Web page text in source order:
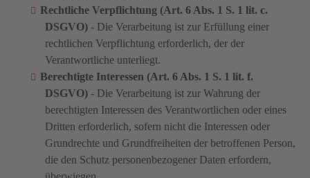
Rechtliche Verpflichtung (Art. 6 Abs. 1 S. 1 lit. c.
DSGVO) - Die Verarbeitung ist zur Erfüllung einer
rechtlichen Verpflichtung erforderlich, der der
Verantwortliche unterliegt.
Berechtigte Interessen (Art. 6 Abs. 1 S. 1 lit. f.
DSGVO) - Die Verarbeitung ist zur Wahrung der
berechtigten Interessen des Verantwortlichen oder eines
Dritten erforderlich, sofern nicht die Interessen oder
Grundrechte und Grundfreiheiten der betroffenen Person,
die den Schutz personenbezogener Daten erfordern,